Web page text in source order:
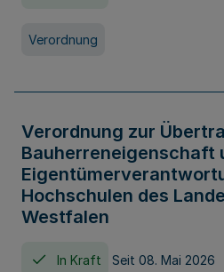
Verordnung
Verordnung zur
Bauherreneigenschaft
Hochschulen des
Westfalen
In Kraft Seit 08. Mai 2026